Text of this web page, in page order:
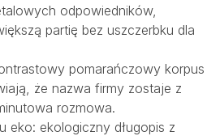
odpowiedników,
partię bez uszczerbku dla
pomarańczowy korpus
że nazwa firmy zostaje z
rozmowa.
eko: ekologiczny długopis z